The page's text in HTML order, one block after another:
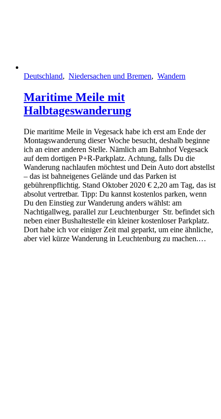
Deutschland, Niedersachen und Bremen, Wandern
Maritime Meile mit
Halbtageswanderung
Die maritime Meile in Vegesack habe ich erst am Ende der
Montagswanderung dieser Woche besucht, deshalb beginne
ich an einer anderen Stelle. Nämlich am Bahnhof Vegesack
auf dem dortigen P+R-Parkplatz. Achtung, falls Du die
Wanderung nachlaufen möchtest und Dein Auto dort abstellst
– das ist bahneigenes Gelände und das Parken ist
gebührenpflichtig. Stand Oktober 2020 € 2,20 am Tag, das ist
absolut vertretbar. Tipp: Du kannst kostenlos parken, wenn
Du den Einstieg zur Wanderung anders wählst: am
Nachtigallweg, parallel zur Leuchtenburger Str. befindet sich
neben einer Bushaltestelle ein kleiner kostenloser Parkplatz.
Dort habe ich vor einiger Zeit mal geparkt, um eine ähnliche,
aber viel kürze Wanderung in Leuchtenburg zu machen.…